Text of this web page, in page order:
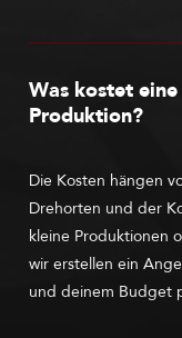
Was kostet
Produktion?
Die Kosten hängen
Drehorten und der
kleine Produktionen
wir erstellen ein
und deinem Budget